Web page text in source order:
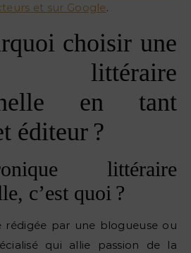
et sur Google.
choisir une
littéraire
en tant
éditeur ?
littéraire
c’est quoi ?
rédigée par une blogueuse ou
qui allie passion de la